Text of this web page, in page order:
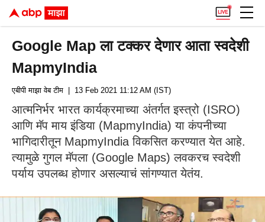
Google Map ला टक्कर देणार आता स्वदेशी
MapmyIndia
एबीपी माझा वेब टीम | 13 Feb 2021 11:12 AM (IST)
आत्मनिर्भर भारत कार्यक्रमाच्या अंतर्गत इस्त्रो (ISRO)
आणि मॅप माय इंडिया (MapmyIndia) या कंपनीच्या
भागिदारीतून MapmyIndia विकसित करण्यात येत आहे.
त्यामुळे गुगल मॅपला (Google Maps) लवकरच स्वदेशी
पर्याय उपलब्ध होणार असल्याचं सांगण्यात येतंय.